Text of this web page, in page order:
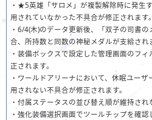
・★5英雄「サロメ」が複製解除時に発生
用されていなかった不具合が修正されます。
・6/4(木)のデータ更新後、「双子の司書
合、所持数と同数の神秘メダルが支給され
・装備ボックスで設定した管理画面のフ
正されます。
・ワールドアリーナにおいて、休眠ユー
用されない不具合が修正されます。
・付属ステータスの並び替え順が維持され
・強化装備選択画面でツールチップを確